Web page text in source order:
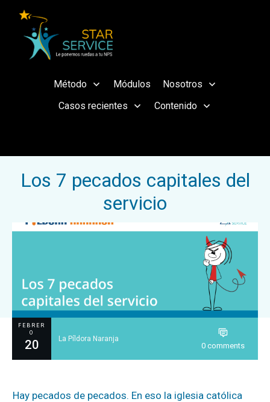
Método Módulos
Nosotros
Casos recientes
Contenido
Los 7 pecados capitales del
servicio
FEBRER
O
20 La Píldora Naranja
0 comments
Hay pecados de pecados. En eso la iglesia católica